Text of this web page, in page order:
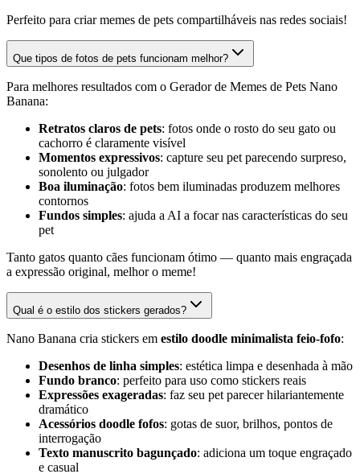
Perfeito para criar memes de pets compartilháveis nas redes sociais!
Que tipos de fotos de pets funcionam melhor?
Para melhores resultados com o Gerador de Memes de Pets Nano
Banana:
Retratos claros de pets: fotos onde o rosto do seu gato ou
cachorro é claramente visível
Momentos expressivos: capture seu pet parecendo surpreso,
sonolento ou julgador
Boa iluminação: fotos bem iluminadas produzem melhores
contornos
Fundos simples: ajuda a AI a focar nas características do seu
pet
Tanto gatos quanto cães funcionam ótimo — quanto mais engraçada
a expressão original, melhor o meme!
Qual é o estilo dos stickers gerados?
Nano Banana cria stickers em estilo doodle minimalista feio-fofo:
Desenhos de linha simples: estética limpa e desenhada à mão
Fundo branco: perfeito para uso como stickers reais
Expressões exageradas: faz seu pet parecer hilariantemente
dramático
Acessórios doodle fofos: gotas de suor, brilhos, pontos de
interrogação
Texto manuscrito bagunçado: adiciona um toque engraçado
e casual